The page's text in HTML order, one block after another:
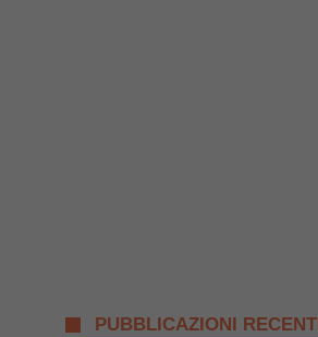
PUBBLICAZIONI RECENTI